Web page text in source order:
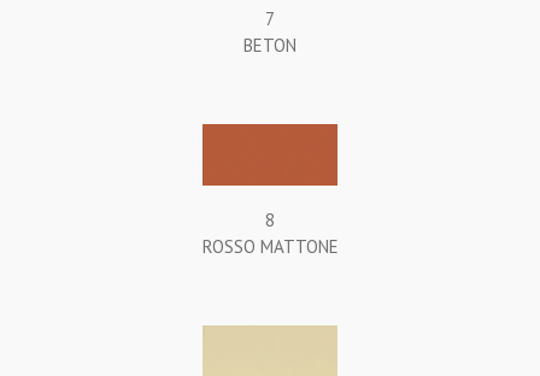
7
BETON
8
ROSSO MATTONE